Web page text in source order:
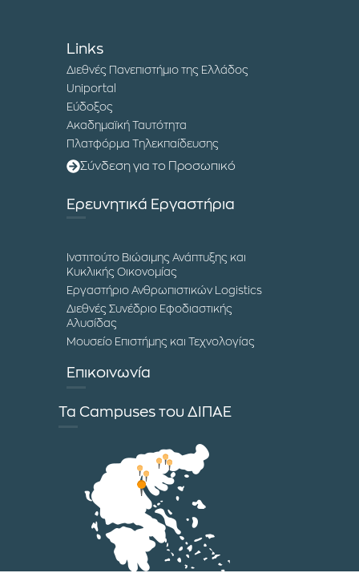
Links
Διεθνές Πανεπιστήμιο της Ελλάδος
Uniportal
Εύδοξος
Ακαδημαϊκή Ταυτότητα
Πλατφόρμα Τηλεκπαίδευσης
Σύνδεση για το Προσωπικό
Ερευνητικά Εργαστήρια
Ινστιτούτο Βιώσιμης Ανάπτυξης και
Κυκλικής Οικονομίας
Εργαστήριο Ανθρωπιστικών Logistics
Διεθνές Συνέδριο Εφοδιαστικής
Αλυσίδας
Μουσείο Επιστήμης και Τεχνολογίας
Επικοινωνία
Τα Campuses του ΔΙΠΑΕ